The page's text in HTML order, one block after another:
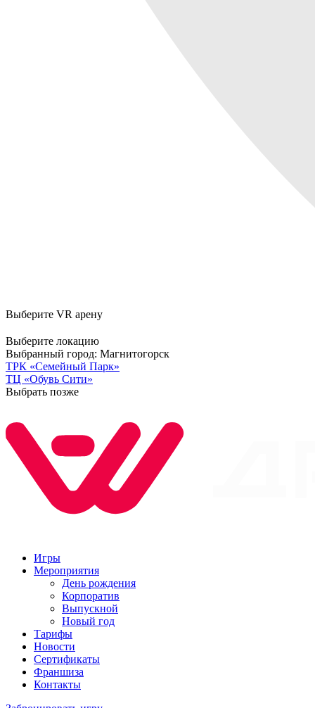
Выберите VR арену
Выберите локацию
Выбранный город: Магнитогорск
ТРК «Семейный Парк»
ТЦ «Обувь Сити»
Выбрать позже
Игры
Мероприятия
День рождения
Корпоратив
Выпускной
Новый год
Тарифы
Новости
Сертификаты
Франшиза
Контакты